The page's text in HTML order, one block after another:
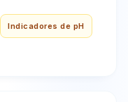
Indicadores de pH